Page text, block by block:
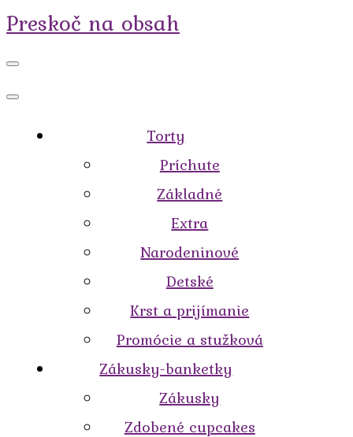
Preskoč na obsah
Torty
Príchute
Základné
Extra
Narodeninové
Detské
Krst a prijímanie
Promócie a stužková
Zákusky-banketky
Zákusky
Zdobené cupcakes